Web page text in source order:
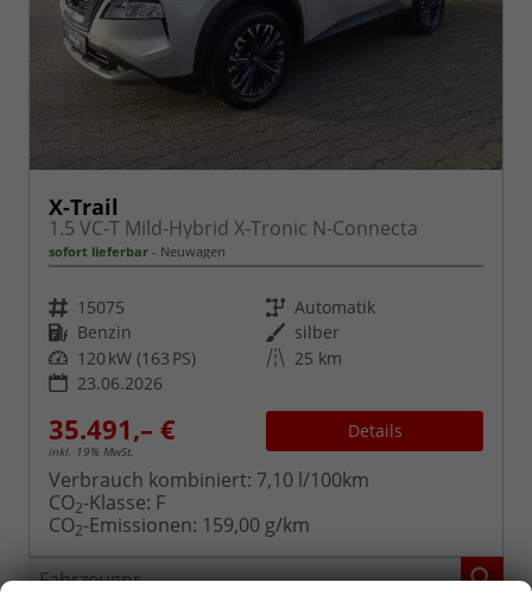
X-Trail
1.5 VC-T Mild-Hybrid X-Tronic N-Connecta
sofort lieferbar Neuwagen
Fahrzeugnr. 15075 Getriebe Automatik
Kraftstoff Benzin Außenfarbe silber
Leistung 120 kW (163 PS) Kilometerstand 25 km
23.06.2026
35.491,– €
inkl. 19% MwSt.
Details
Verbrauch kombiniert: 7,10 l/100km
CO2-Klasse: F
CO2-Emissionen: 159,00 g/km
Fahrzeugnr.